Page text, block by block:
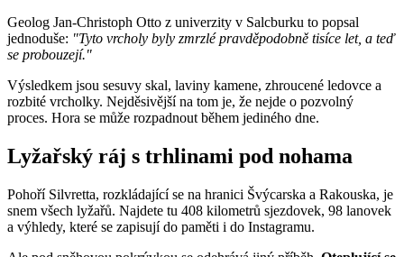
Geolog Jan-Christoph Otto z univerzity v Salcburku to popsal
jednoduše: "Tyto vrcholy byly zmrzlé pravděpodobně tisíce let, a teď
se probouzejí."
Výsledkem jsou sesuvy skal, laviny kamene, zhroucené ledovce a
rozbité vrcholky. Nejděsivější na tom je, že nejde o pozvolný
proces. Hora se může rozpadnout během jediného dne.
Lyžařský ráj s trhlinami pod nohama
Pohoří Silvretta, rozkládající se na hranici Švýcarska a Rakouska, je
snem všech lyžařů. Najdete tu 408 kilometrů sjezdovek, 98 lanovek
a výhledy, které se zapisují do paměti i do Instagramu.